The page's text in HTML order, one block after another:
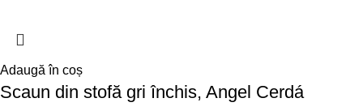
Adaugă în coș
Scaun din stofă gri închis, Angel Cerdá